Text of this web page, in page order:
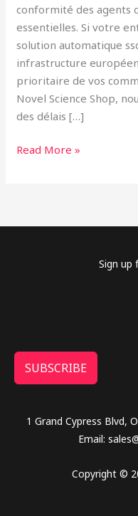
conformité des agents
essentielles. Si votre
solution automatique
infrastructure
prioritaire de vos
Novel Science Shop,
des délais […]
Read More »
Sign up
SUBSCRIBE
1 Grand Cypress Blvd,
Email:
Copyright ©